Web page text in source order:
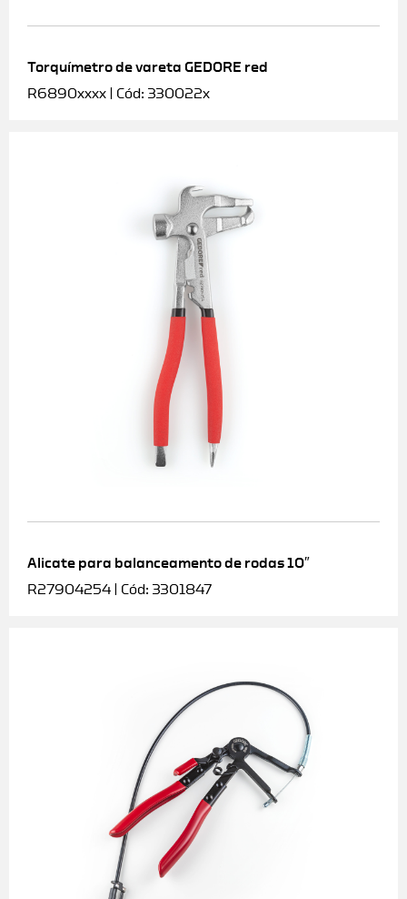
Torquímetro de vareta GEDORE red
R6890xxxx | Cód: 330022x
Alicate para balanceamento de rodas 10″
R27904254 | Cód: 3301847